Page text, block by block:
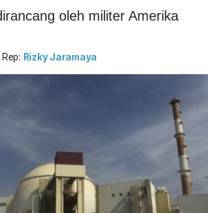
oleh militer Amerika
Rep: Rizky Jaramaya